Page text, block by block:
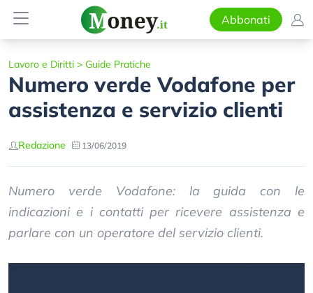
Abbonati
Lavoro e Diritti > Guide Pratiche
Numero verde Vodafone per
assistenza e servizio clienti
Redazione 13/06/2019
Numero verde Vodafone: la guida con le
indicazioni e i contatti per ricevere assistenza e
parlare con un operatore del servizio clienti.